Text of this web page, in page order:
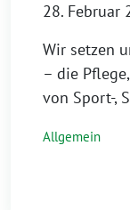
28. Februar
Wir setzen
– die
von Sport-,
Allgemein